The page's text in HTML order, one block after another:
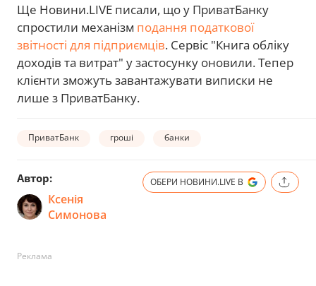
Ще Новини.LIVE писали, що у ПриватБанку
спростили механізм подання податкової
звітності для підприємців. Сервіс "Книга обліку
доходів та витрат" у застосунку оновили. Тепер
клієнти зможуть завантажувати виписки не
лише з ПриватБанку.
ПриватБанк гроші банки
Автор:
Ксенія
Симонова
ОБЕРИ НОВИНИ.LIVE В
Реклама